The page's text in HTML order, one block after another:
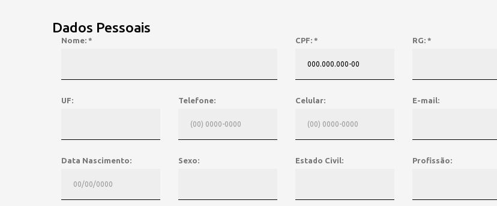
» FICHA CADASTRAL
Dados Pessoais
Nome: * CPF: * RG: *
UF: Telefone: Celular: E-mail:
Data Nascimento: Sexo: Estado Civil: Profissão: